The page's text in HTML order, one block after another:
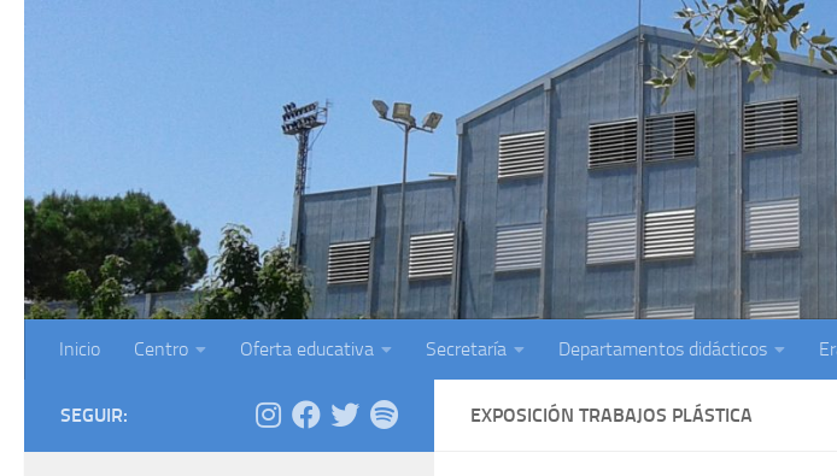
Inicio Centro Oferta educativa Secretaría Departamentos didácticos
EXPOSICIÓN TRABAJOS PLÁSTICA
SEGUIR: